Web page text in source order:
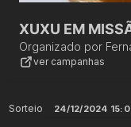
XUXU EM
Organizado por
ver campanhas
Sorteio 24/12/2024